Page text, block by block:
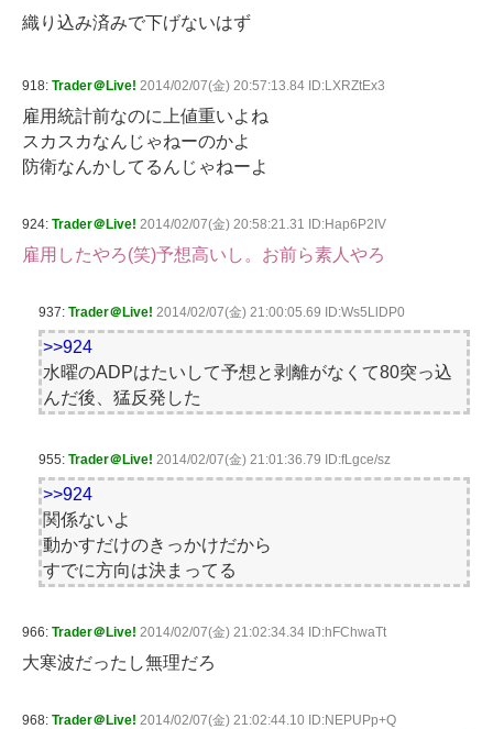
織り込み済みで下げないはず
918: Trader＠Live! 2014/02/07(金) 20:57:13.84 ID:LXRZtEx3
雇用統計前なのに上値重いよね
スカスカなんじゃねーのかよ
防衛なんかしてるんじゃねーよ
924: Trader＠Live! 2014/02/07(金) 20:58:21.31 ID:Hap6P2IV
雇用したやろ(笑)予想高いし。お前ら素人やろ
937: Trader＠Live! 2014/02/07(金) 21:00:05.69 ID:Ws5LlDP0
>>924
水曜のADPはたいして予想と剥離がなくて80突っ込
んだ後、猛反発した
955: Trader＠Live! 2014/02/07(金) 21:01:36.79 ID:fLgce/sz
>>924
関係ないよ
動かすだけのきっかけだから
すでに方向は決まってる
966: Trader＠Live! 2014/02/07(金) 21:02:34.34 ID:hFChwaTt
大寒波だったし無理だろ
968: Trader＠Live! 2014/02/07(金) 21:02:44.10 ID:NEPUPp+Q